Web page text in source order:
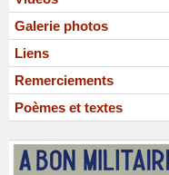
Galerie photos
Liens
Remerciements
Poèmes et textes